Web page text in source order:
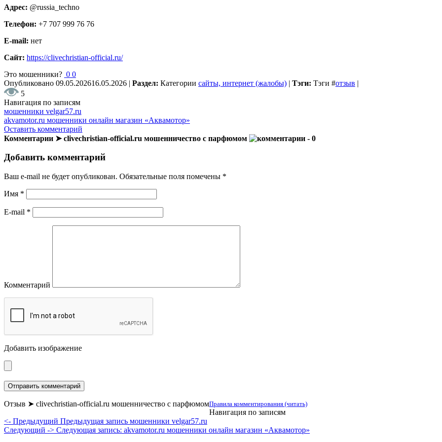
Адрес: @russia_techno
Телефон: +7 707 999 76 76
E-mail: нет
Сайт: https://clivechristian-official.ru/
Это мошенники? 0 0
Опубликовано 09.05.202616.05.2026 | Раздел: Категории сайты, интернет (жалобы) | Тэги: Тэги #отзыв |
5
Навигация по записям
мошенники velgar57.ru
akvamotor.ru мошенники онлайн магазин «Аквамотор»
Оставить комментарий
Комментарии ➤ clivechristian-official.ru мошенничество с парфюмом
- 0
Добавить комментарий
Ваш e-mail не будет опубликован. Обязательные поля помечены *
Имя *
E-mail *
Комментарий
Добавить изображение
Правила комментирования (читать)
Отзыв ➤ clivechristian-official.ru мошенничество с парфюмом
Навигация по записям
<- Предыдущий Предыдущая запись мошенники velgar57.ru
Следующий -> Следующая запись: akvamotor.ru мошенники онлайн магазин «Аквамотор»